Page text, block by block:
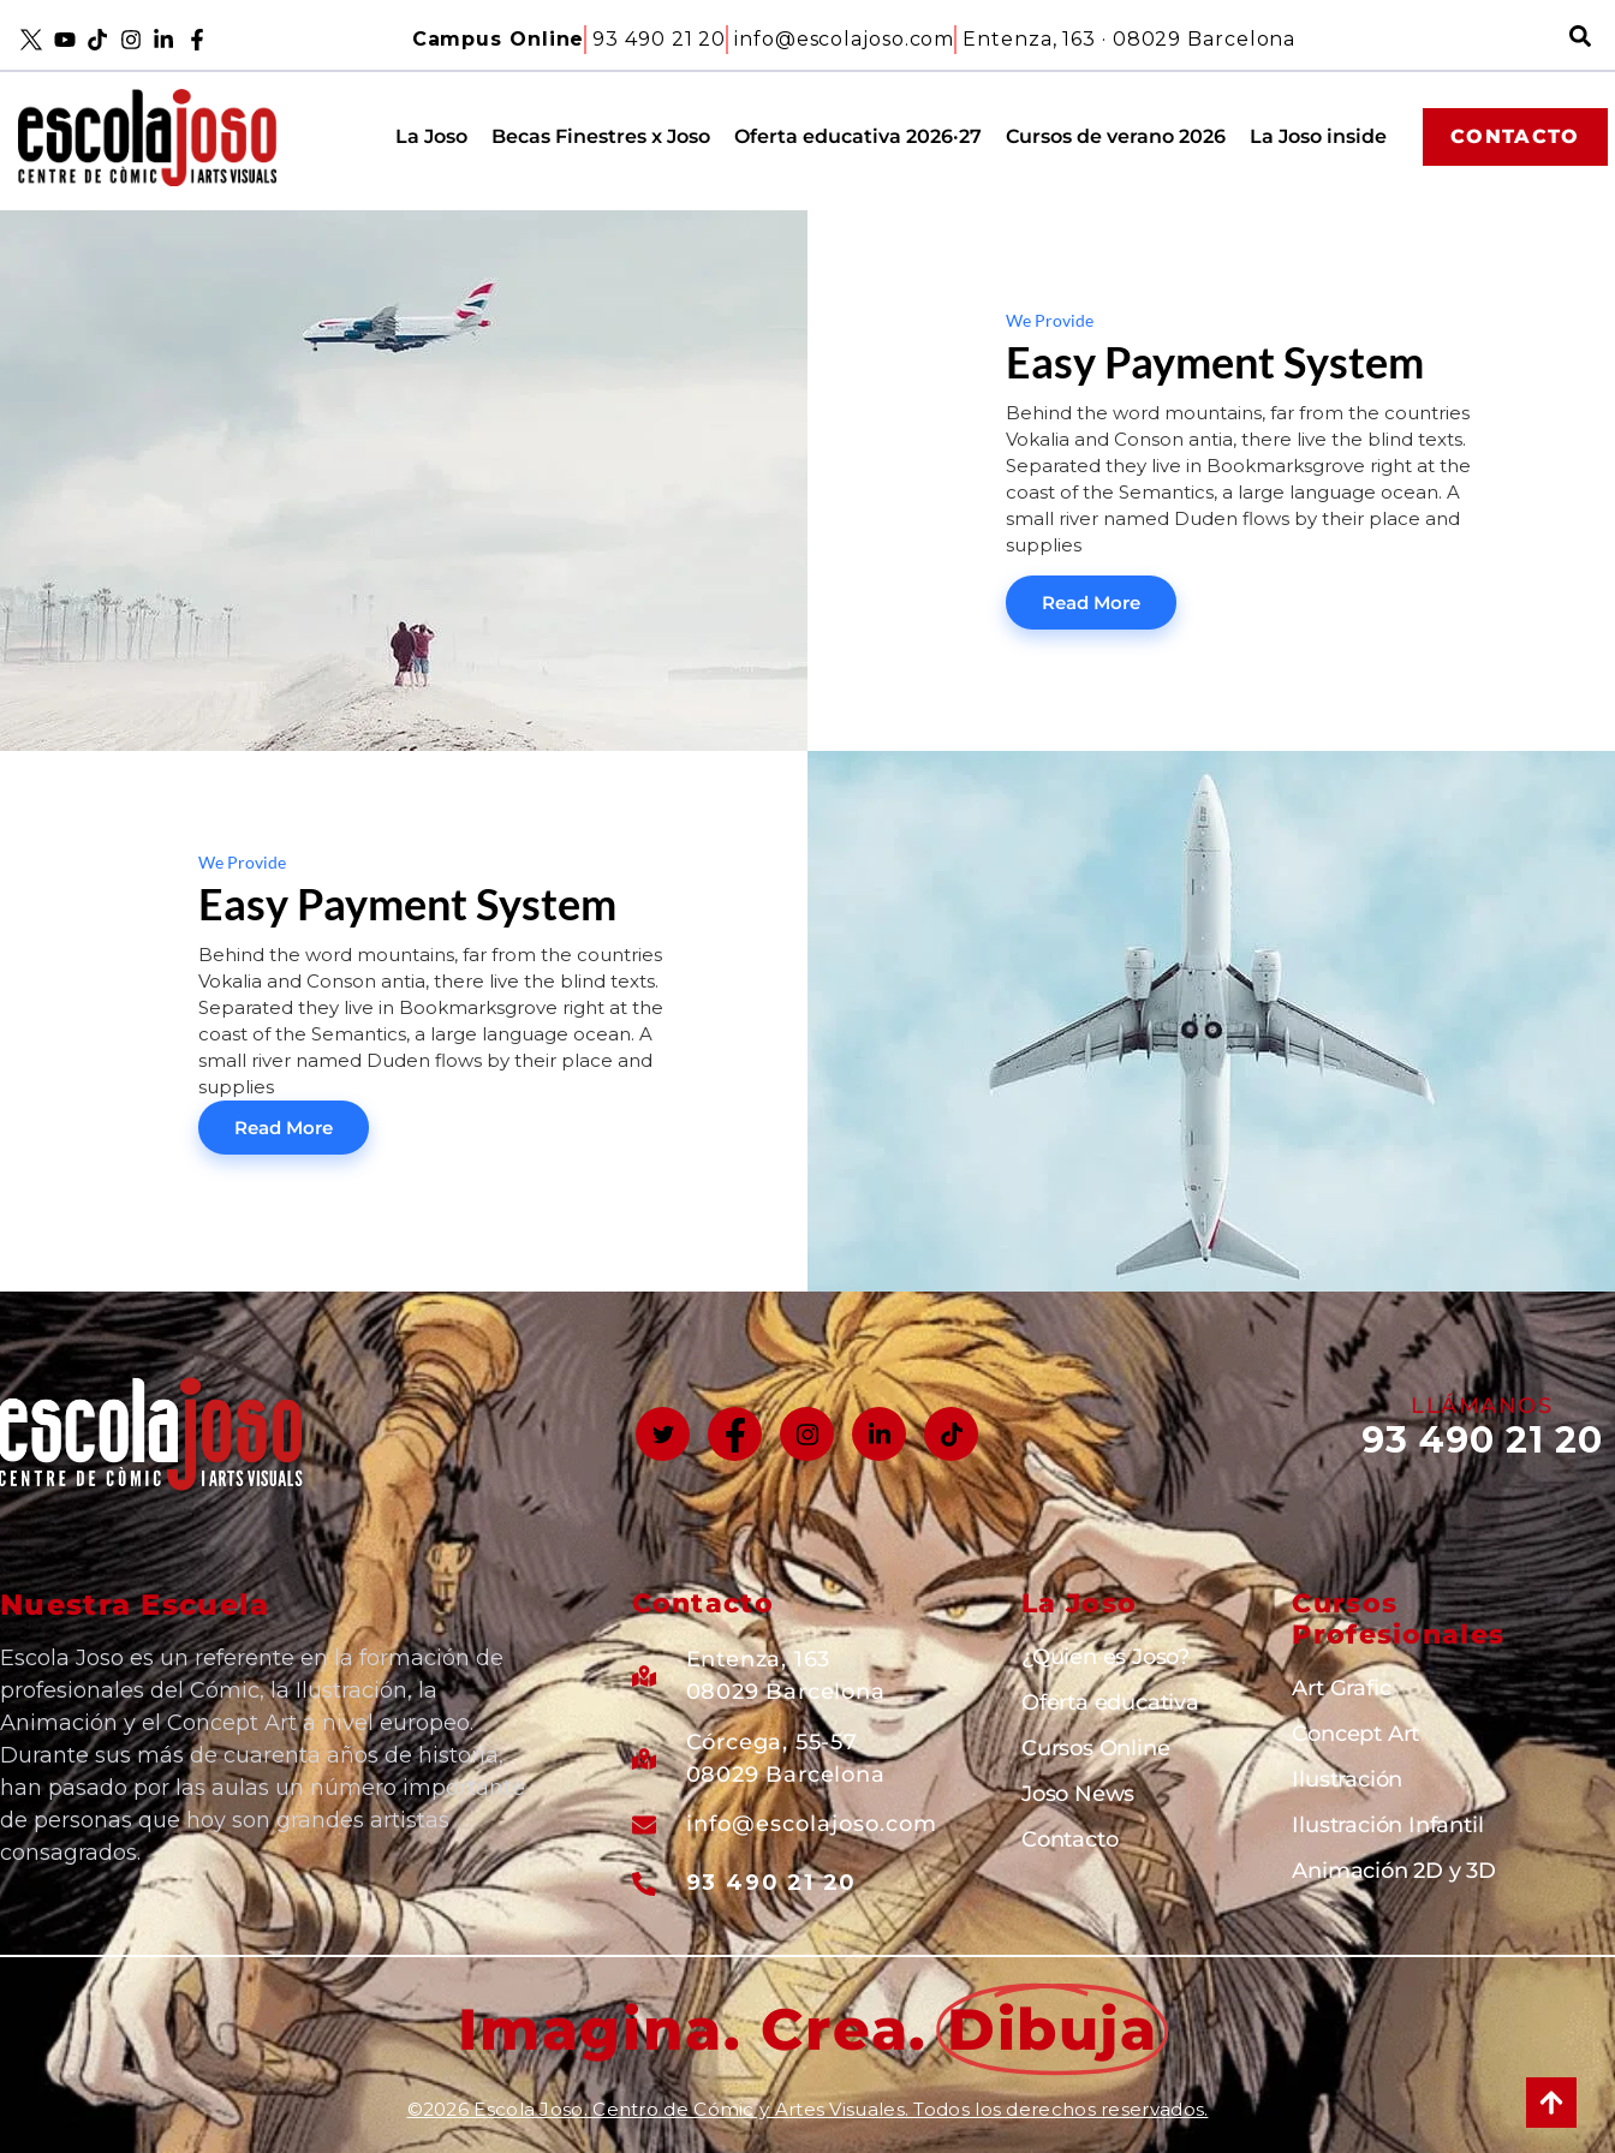
Campus Online 93 490 21 20 info@escolajoso.com Entenza, 163 · 08029 Barcelona
La Joso Becas Finestres x Joso Oferta educativa 2026·27 Cursos de verano 2026 La Joso inside CONTACTO
We Provide
Easy Payment System
Behind the word mountains, far from the countries
Vokalia and Conson antia, there live the blind texts.
Separated they live in Bookmarksgrove right at the
coast of the Semantics, a large language ocean. A
small river named Duden flows by their place and
supplies
Read More
We Provide
Easy Payment System
Behind the word mountains, far from the countries
Vokalia and Conson antia, there live the blind texts.
Separated they live in Bookmarksgrove right at the
coast of the Semantics, a large language ocean. A
small river named Duden flows by their place and
supplies
Read More
LLÁMANOS
93 490 21 20
Nuestra Escuela
Escola Joso es un referente en la formación de
profesionales del Cómic, la Ilustración, la
Animación y el Concept Art a nivel europeo.
Durante sus más de cuarenta años de historia,
han pasado por las aulas un número importante
de personas que hoy son grandes artistas
consagrados.
Contacto
Entenza, 163
08029 Barcelona
Córcega, 55-57
08029 Barcelona
info@escolajoso.com
93 490 21 20
La Joso
¿Quien es Joso?
Oferta educativa
Cursos Online
Joso News
Contacto
Cursos
Profesionales
Art Grafic
Concept Art
Ilustración
Ilustración Infantil
Animación 2D y 3D
Imagina. Crea. Dibuja
©2026 Escola Joso. Centro de Cómic y Artes Visuales. Todos los derechos reservados.